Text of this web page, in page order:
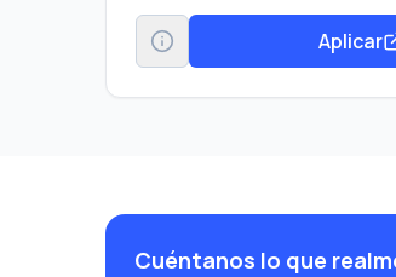
Aplicar
Cuéntanos lo que